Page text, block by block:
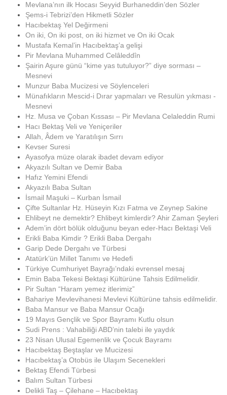
Mevlana’nın ilk Hocası Seyyid Burhaneddin’den Sözler
Şems-i Tebrizi’den Hikmetli Sözler
Hacıbektaş Yel Değirmeni
On iki, On iki post, on iki hizmet ve On iki Ocak
Mustafa Kemal’in Hacıbektaş’a gelişi
Pir Mevlana Muhammed Celâleddîn
Şairin Aşure günü “kime yas tutuluyor?” diye sorması –
Mesnevi
Munzur Baba Mucizesi ve Söylenceleri
Münafıkların Mescid-i Dırar yapmaları ve Resulün yıkması -
Mesnevi
Hz. Musa ve Çoban Kıssası – Pir Mevlana Celaleddin Rumi
Hacı Bektaş Veli ve Yeniçeriler
Allah, Âdem ve Yaratılışın Sırrı
Kevser Suresi
Ayasofya müze olarak ibadet devam ediyor
Akyazılı Sultan ve Demir Baba
Hafız Yemini Efendi
Akyazılı Baba Sultan
İsmail Maşuki – Kurban İsmail
Çifte Sultanlar Hz. Hüseyin Kızı Fatma ve Zeynep Sakine
Ehlibeyt ne demektir? Ehlibeyt kimlerdir? Ahir Zaman Şeyleri
Adem’in dört bölük olduğunu beyan eder-Hacı Bektaşi Veli
Erikli Baba Kimdir ? Erikli Baba Dergahı
Garip Dede Dergahı ve Türbesi
Atatürk’ün Millet Tanımı ve Hedefi
Türkiye Cumhuriyet Bayrağı’ndaki evrensel mesaj
Emin Baba Tekesi Bektaşi Kültürüne Tahsis Edilmelidir.
Pir Sultan “Haram yemez itlerimiz”
Bahariye Mevlevihanesi Mevlevi Kültürüne tahsis edilmelidir.
Baba Mansur ve Baba Mansur Ocağı
19 Mayıs Gençlik ve Spor Bayramı Kutlu olsun
Sudi Prens : Vahabiliği ABD’nin talebi ile yaydık
23 Nisan Ulusal Egemenlik ve Çocuk Bayramı
Hacıbektaş Beştaşlar ve Mucizesi
Hacıbektaş’a Otobüs ile Ulaşım Secenekleri
Bektaş Efendi Türbesi
Balım Sultan Türbesi
Delikli Taş – Çilehane – Hacıbektaş